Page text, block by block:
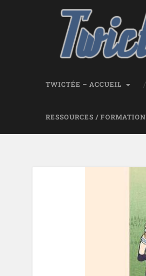
TWICTÉE – ACCUEIL
RESSOURCES / FORMATION